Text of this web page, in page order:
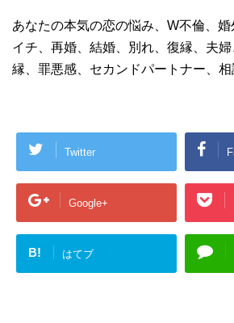
あなたの本気の恋の悩み、W不倫、
イチ、再婚、結婚、別れ、復縁、夫
縁、罪悪感、セカンドパートナー、相
Twitter
Google+
B! はてブ